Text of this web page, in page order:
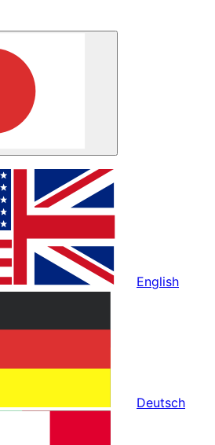
English
Deutsch